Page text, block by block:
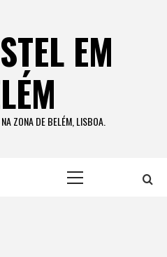
EM
ZONA DE BELÉM, LISBOA.